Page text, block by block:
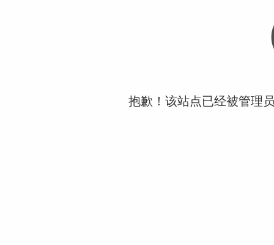
抱歉！该站点已经被管理